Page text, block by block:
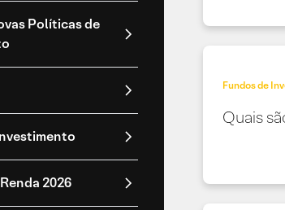
Fundos de
Quais